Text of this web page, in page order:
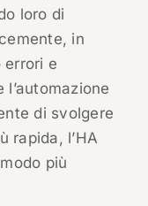
loro di
in
errori e
di svolgere
rapida, l’HA
più